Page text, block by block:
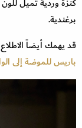
برغندية.
قد يهمك أيضاً
باريس للموضة إلى